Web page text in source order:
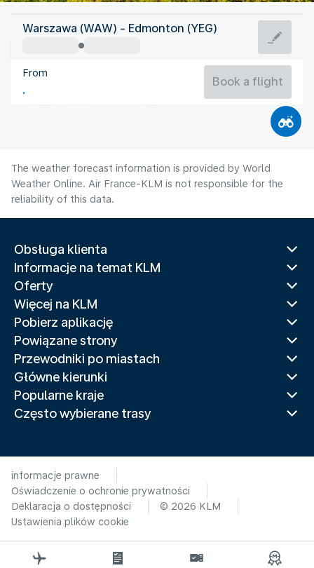
Canada
Edmonton
Canada
Warszawa (WAW) - Edmonton (YEG)
From
Book a flight
The weather forecast information is provided by World
Weather Online. Air France-KLM is not responsible for the
reliability of this data.
Obsługa klienta
Informacje na temat KLM
Oferty
Więcej na KLM
Pobierz aplikację
Powiązane strony
Przewodniki po miastach
Główne kierunki
Popularne kraje
Często wybierane trasy
informacje prawne
Oświadczenie o ochronie prywatności
Deklaracja o dostępności
© 2026 KLM
Ustawienia plików cookie